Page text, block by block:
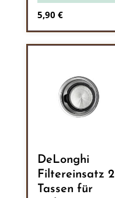
Regulärer Preis:
5,90 €
DeLonghi
Filtereinsatz 2
Tassen für